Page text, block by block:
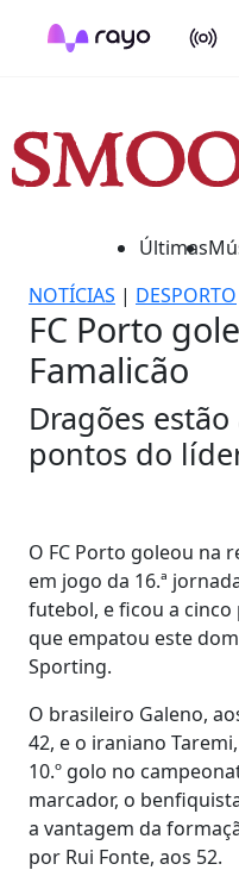
On Air
Últimas
NOTÍCIAS | DESPORTO
FC Porto
Famalicão
Dragões
pontos do
O FC Porto goleou na
em jogo da 16.ª
futebol, e ficou a
que empatou este
Sporting.
O brasileiro Galeno,
42, e o iraniano
10.º golo no
marcador, o
a vantagem da
por Rui Fonte, aos 52.